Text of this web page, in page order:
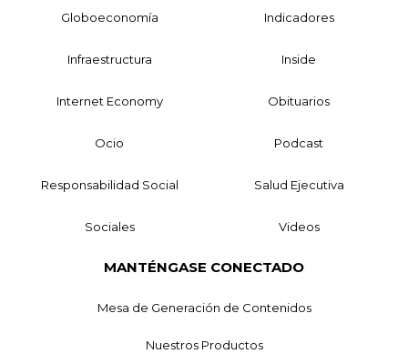
Globoeconomía Indicadores
Infraestructura Inside
Internet Economy Obituarios
Ocio Podcast
Responsabilidad Social Salud Ejecutiva
Sociales Videos
MANTÉNGASE CONECTADO
Mesa de Generación de Contenidos
Nuestros Productos